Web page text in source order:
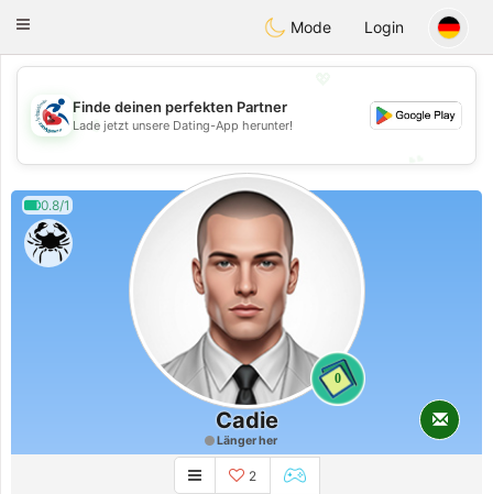
Handi Space
Toggle
Mode Login
💖
💕
Finde deinen perfekten Partner
Lade jetzt unsere Dating-App herunter!
0.8/1
0
Cadie
Länger her
2